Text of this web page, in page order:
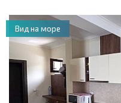
Вид на море